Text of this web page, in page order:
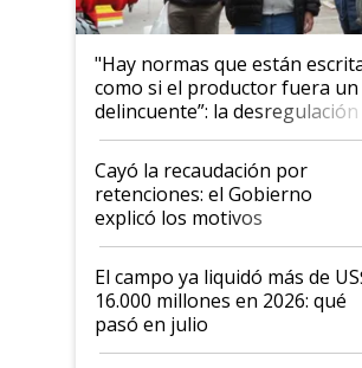
"Hay normas que están
como si el productor fuera un
delincuente”: la desregulación
al Congreso Aapresid y hasta
habló del financiamiento al
Cayó la recaudación por
retenciones: el Gobierno
explicó los motivos
El campo ya liquidó más de
16.000 millones en 2026: qué
pasó en julio